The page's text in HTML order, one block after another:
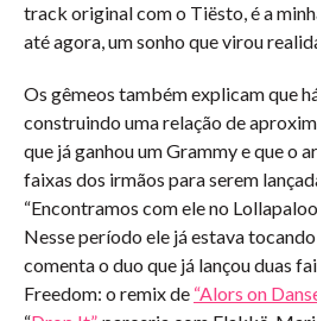
track original com o Tiësto, é a
até agora, um sonho que virou
Os gêmeos também explicam que
construindo uma relação de
que já ganhou um Grammy e que o
faixas dos irmãos para serem
“Encontramos com ele no
Nesse período ele já estava tocando
comenta o duo que já lançou duas
Freedom: o remix de “Alors on